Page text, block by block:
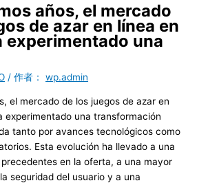
años, el mercado
de azar en línea en
experimentado una
/ 作者： wp.admin
el mercado de los juegos de azar en
experimentado una transformación
tanto por avances tecnológicos como
Esta evolución ha llevado a una
en la oferta, a una mayor
seguridad del usuario y a una